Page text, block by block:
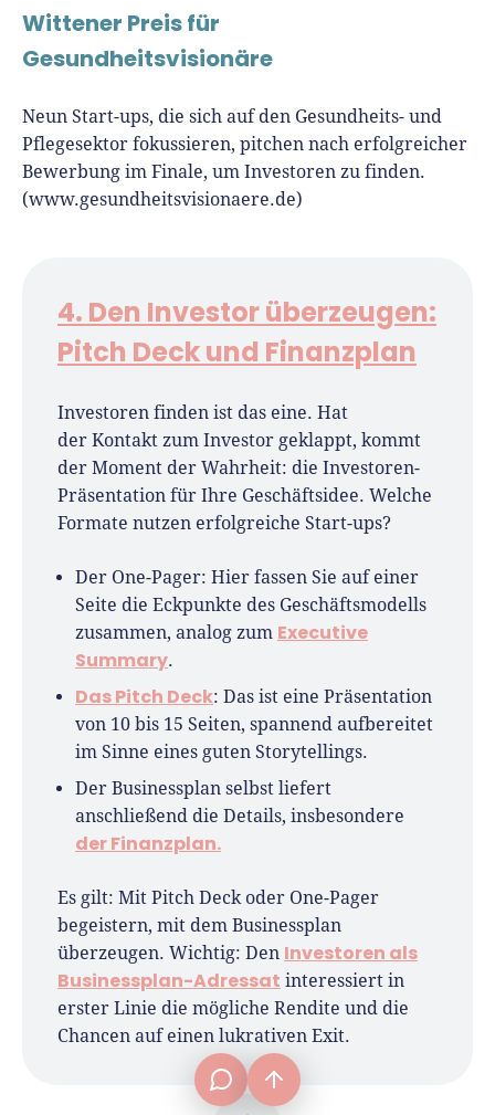
Wittener Preis für
Gesundheitsvisionäre
Neun Start-ups, die sich auf den Gesundheits- und
Pflegesektor fokussieren, pitchen nach erfolgreicher
Bewerbung im Finale, um Investoren zu finden.
(www.gesundheitsvisionaere.de)
4. Den Investor überzeugen:
Pitch Deck und Finanzplan
Investoren finden ist das eine. Hat
der Kontakt zum Investor geklappt, kommt
der Moment der Wahrheit: die Investoren-
Präsentation für Ihre Geschäftsidee. Welche
Formate nutzen erfolgreiche Start-ups?
Der One-Pager: Hier fassen Sie auf einer
Seite die Eckpunkte des Geschäftsmodells
zusammen, analog zum Executive
Summary.
Das Pitch Deck: Das ist eine Präsentation
von 10 bis 15 Seiten, spannend aufbereitet
im Sinne eines guten Storytellings.
Der Businessplan selbst liefert
anschließend die Details, insbesondere
der Finanzplan.
Es gilt: Mit Pitch Deck oder One-Pager
begeistern, mit dem Businessplan
überzeugen. Wichtig: Den Investoren als
Businessplan-Adressat interessiert in
erster Linie die mögliche Rendite und die
Chancen auf einen lukrativen Exit.
frage[at]fuer-gruender.de